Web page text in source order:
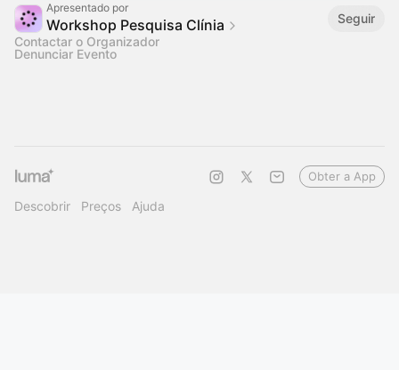
Apresentado por
Workshop Pesquisa Clínia
Seguir
Contactar o Organizador
Denunciar Evento
Descobrir Preços Ajuda
Obter a App